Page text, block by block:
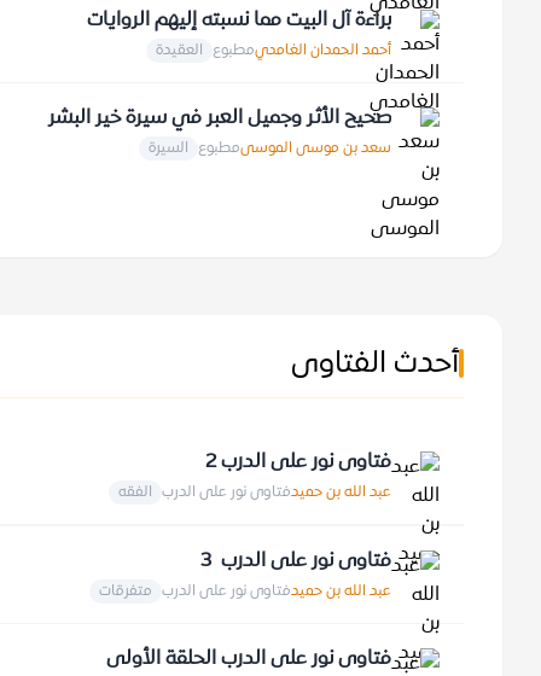
براءة آل البيت مما نسبته إليهم الروايات
أحمد الحمدان الغامديمطبوع العقيدة
صحيح الأثر وجميل العبر في سيرة خير البشر
سعد بن موسى الموسىمطبوع السيرة
أحدث الفتاوى
فتاوى نور على الدرب 2
عبد الله بن حميدفتاوى نور على الدرب الفقه
فتاوى نور على الدرب 3
عبد الله بن حميدفتاوى نور على الدرب متفرقات
فتاوى نور على الدرب الحلقة الأولى